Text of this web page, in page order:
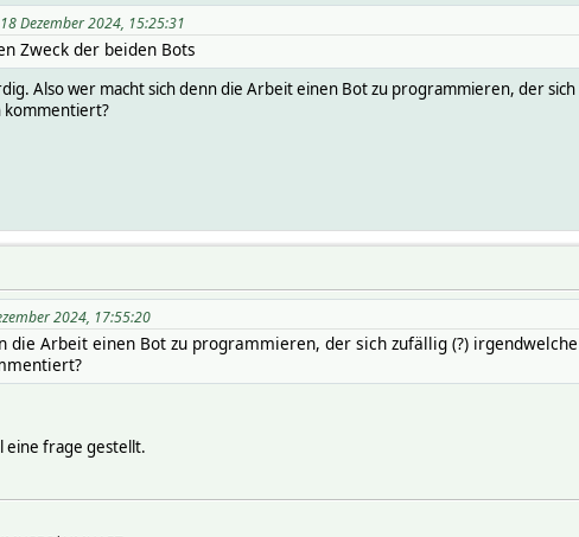
Dezember 2024, 15:25:31
Zweck der beiden Bots
Also wer macht sich denn die Arbeit einen Bot zu programmieren, der
kommentiert?
2024, 17:55:20
die Arbeit einen Bot zu programmieren, der sich zufällig (?)
eine frage gestellt.